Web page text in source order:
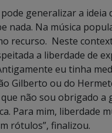
generalizar a ideia
nada. Na música
recurso. Neste
a liberdade de
eu tinha
Gilberto ou do
não sou obrigado a
Para mim, liberdade
rótulos”, finalizou.